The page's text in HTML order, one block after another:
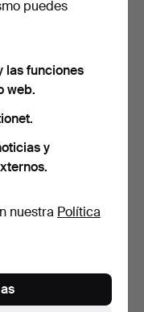
PAR DE
DE…
puedes
las funciones
web.
y
nuestra Política